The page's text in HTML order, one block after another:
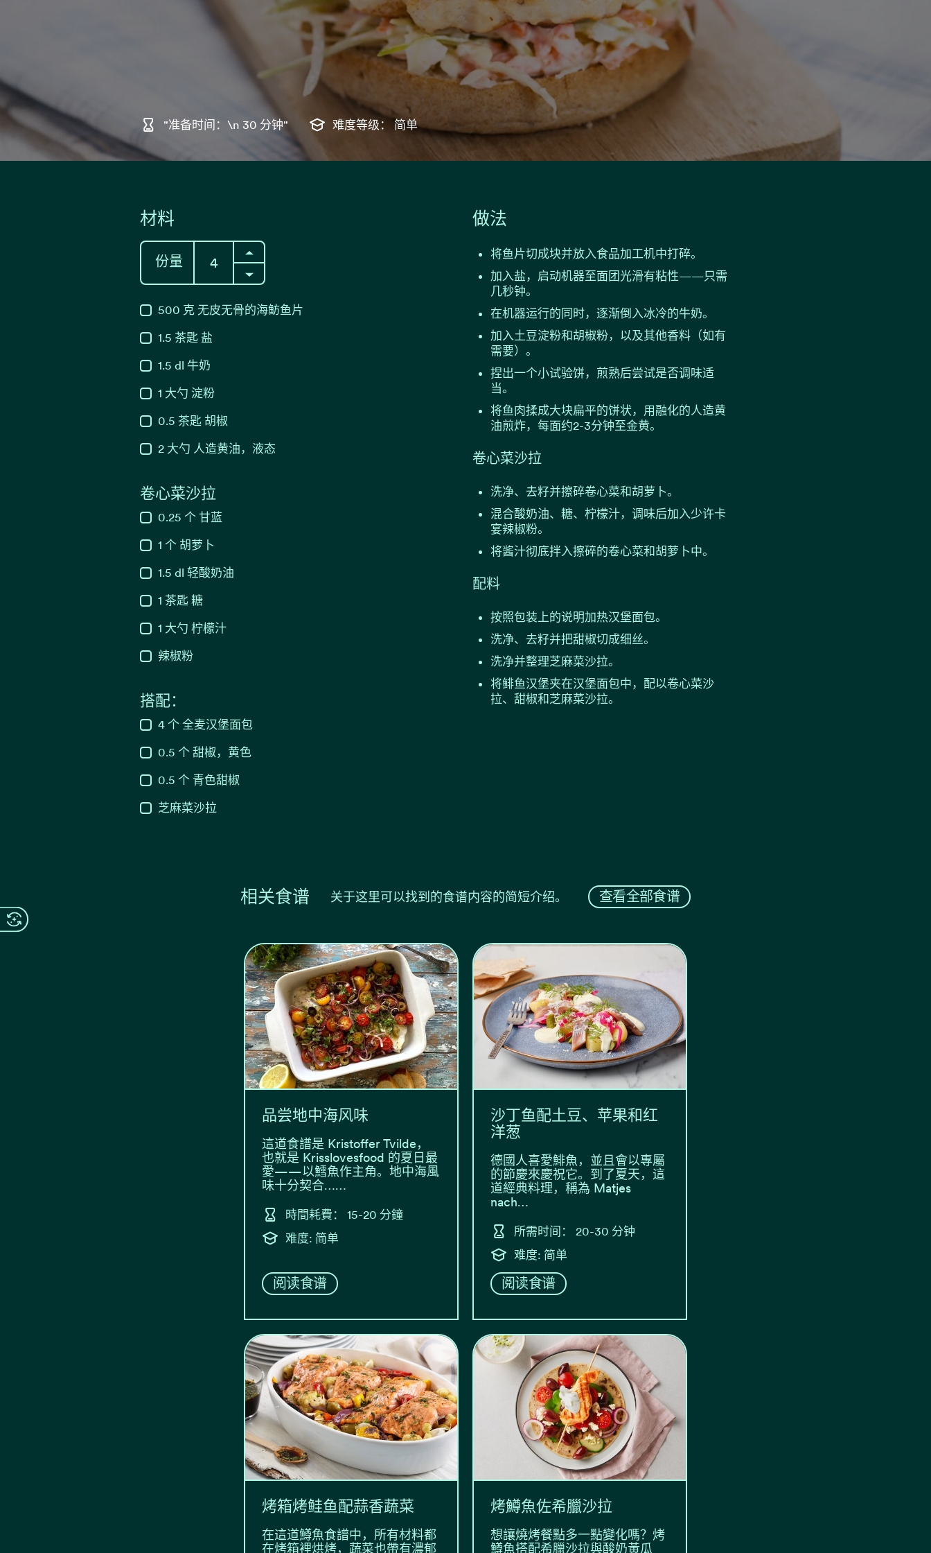
"准备时间：\n 30 分钟" 难度等级： 简单
材料
份量
500 克 无皮无骨的海鲂鱼片
1.5 茶匙 盐
1.5 dl 牛奶
1 大勺 淀粉
0.5 茶匙 胡椒
2 大勺 人造黄油，液态
卷心菜沙拉
0.25 个 甘蓝
1 个 胡萝卜
1.5 dl 轻酸奶油
1 茶匙 糖
1 大勺 柠檬汁
辣椒粉
搭配：
4 个 全麦汉堡面包
0.5 个 甜椒，黄色
0.5 个 青色甜椒
芝麻菜沙拉
做法
将鱼片切成块并放入食品加工机中打碎。
加入盐，启动机器至面团光滑有粘性——只需
几秒钟。
在机器运行的同时，逐渐倒入冰冷的牛奶。
加入土豆淀粉和胡椒粉，以及其他香料（如有
需要）。
捏出一个小试验饼，煎熟后尝试是否调味适
当。
将鱼肉揉成大块扁平的饼状，用融化的人造黄
油煎炸，每面约2-3分钟至金黄。
卷心菜沙拉
洗净、去籽并擦碎卷心菜和胡萝卜。
混合酸奶油、糖、柠檬汁，调味后加入少许卡
宴辣椒粉。
将酱汁彻底拌入擦碎的卷心菜和胡萝卜中。
配料
按照包装上的说明加热汉堡面包。
洗净、去籽并把甜椒切成细丝。
洗净并整理芝麻菜沙拉。
将鲱鱼汉堡夹在汉堡面包中，配以卷心菜沙
拉、甜椒和芝麻菜沙拉。
相关食谱 关于这里可以找到的食谱内容的简短介绍。 查看全部食谱
品尝地中海风味
這道食譜是 Kristoffer Tvilde，
也就是 Krisslovesfood 的夏日最
愛——以鱈魚作主角。地中海風
味十分契合……
時間耗費： 15-20 分鐘
难度: 简单
阅读食谱
沙丁鱼配土豆、苹果和红
洋葱
德國人喜愛鯡魚，並且會以專屬
的節慶來慶祝它。到了夏天，這
道經典料理，稱為 Matjes
nach…
所需时间： 20-30 分钟
难度: 简单
阅读食谱
烤箱烤鲑鱼配蒜香蔬菜
在這道鱒魚食譜中，所有材料都
在烤箱裡烘烤，蔬菜也帶有濃郁
烤鱒魚佐希臘沙拉
想讓燒烤餐點多一點變化嗎？烤
鱒魚搭配希臘沙拉與酸奶黃瓜